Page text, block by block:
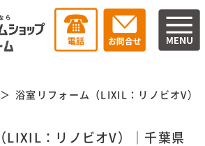
浴室リフォーム（LIXIL：リノビオV）
LIXIL：リノビオV）｜千葉県